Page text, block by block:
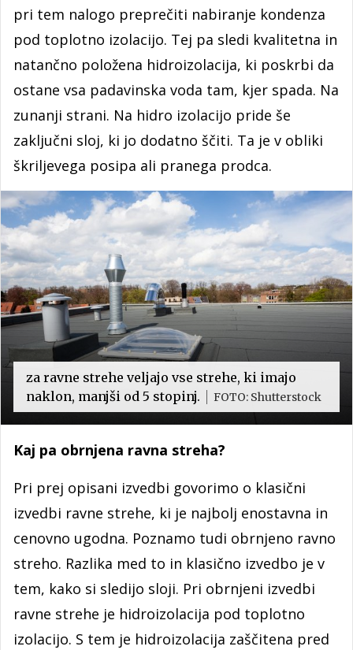
pri tem nalogo preprečiti nabiranje kondenza
pod toplotno izolacijo. Tej pa sledi kvalitetna in
natančno položena hidroizolacija, ki poskrbi da
ostane vsa padavinska voda tam, kjer spada. Na
zunanji strani. Na hidro izolacijo pride še
zaključni sloj, ki jo dodatno ščiti. Ta je v obliki
škriljevega posipa ali pranega prodca.
za ravne strehe veljajo vse strehe, ki imajo
naklon, manjši od 5 stopinj.
FOTO: Shutterstock
Kaj pa obrnjena ravna streha?
Pri prej opisani izvedbi govorimo o klasični
izvedbi ravne strehe, ki je najbolj enostavna in
cenovno ugodna. Poznamo tudi obrnjeno ravno
streho. Razlika med to in klasično izvedbo je v
tem, kako si sledijo sloji. Pri obrnjeni izvedbi
ravne strehe je hidroizolacija pod toplotno
izolacijo. S tem je hidroizolacija zaščitena pred